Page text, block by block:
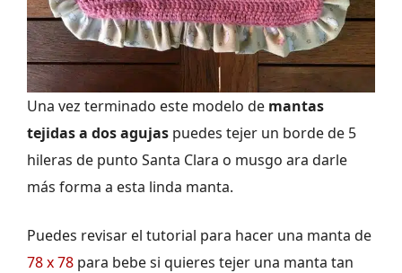
Una vez terminado este modelo de mantas
tejidas a dos agujas puedes tejer un borde de 5
hileras de punto Santa Clara o musgo ara darle
más forma a esta linda manta.
Puedes revisar el tutorial para hacer una manta de
78 x 78 para bebe si quieres tejer una manta tan